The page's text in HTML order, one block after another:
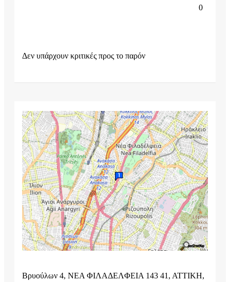
0
Δεν υπάρχουν κριτικές προς το παρόν
Βρυούλων 4, ΝΕΑ ΦΙΛΑΔΕΛΦΕΙΑ 143 41, ΑΤΤΙΚΗ,